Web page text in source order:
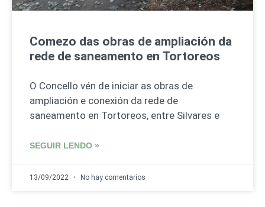
Comezo das obras de ampliación da
rede de saneamento en Tortoreos
O Concello vén de iniciar as obras de
ampliación e conexión da rede de
saneamento en Tortoreos, entre Silvares e
SEGUIR LENDO »
13/09/2022 No hay comentarios